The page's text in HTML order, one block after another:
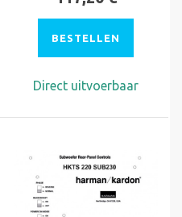
BESTELLEN
Direct uitvoerbaar